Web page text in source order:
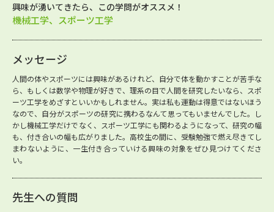
興味が湧いてきたら、この学問がオススメ！
機械工学、スポーツ工学
メッセージ
人間の体やスポーツには興味があるけれど、自分で体を動かすことが苦手な
ら、もしくは数学や物理が好きで、理系の目で人間を研究したいなら、スポ
ーツ工学をめざすといいかもしれません。実は私も運動は得意ではないほう
なので、自分がスポーツの研究に携わるなんて思ってもいませんでした。し
かし機械工学だけでなく、スポーツ工学にも関わるようになって、研究の幅
も、付き合いの幅も広がりました。高校生の間に、受験勉強で燃え尽きてし
まわないように、一生付き合っていける興味の対象をぜひ見つけてくださ
い。
先生への質問